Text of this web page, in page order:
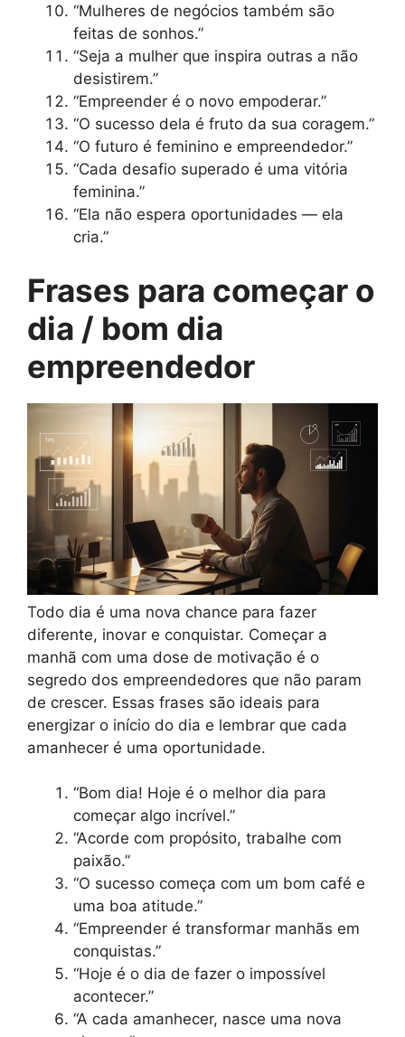
“Mulheres de negócios também são
feitas de sonhos.”
“Seja a mulher que inspira outras a não
desistirem.”
“Empreender é o novo empoderar.”
“O sucesso dela é fruto da sua coragem.”
“O futuro é feminino e empreendedor.”
“Cada desafio superado é uma vitória
feminina.”
“Ela não espera oportunidades — ela
cria.”
Frases para começar o
dia / bom dia
empreendedor
Todo dia é uma nova chance para fazer
diferente, inovar e conquistar. Começar a
manhã com uma dose de motivação é o
segredo dos empreendedores que não param
de crescer. Essas frases são ideais para
energizar o início do dia e lembrar que cada
amanhecer é uma oportunidade.
“Bom dia! Hoje é o melhor dia para
começar algo incrível.”
“Acorde com propósito, trabalhe com
paixão.”
“O sucesso começa com um bom café e
uma boa atitude.”
“Empreender é transformar manhãs em
conquistas.”
“Hoje é o dia de fazer o impossível
acontecer.”
“A cada amanhecer, nasce uma nova